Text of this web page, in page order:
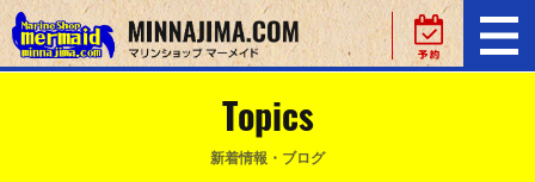
Topics
新着情報・ブログ